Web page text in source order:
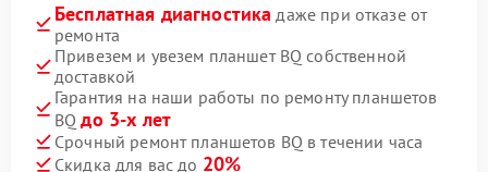
Бесплатная диагностика даже при отказе от
ремонта
Привезем и увезем планшет BQ собственной
доставкой
Гарантия на наши работы по ремонту планшетов
BQдо 3-х лет
Срочный ремонт планшетов BQ в течении часа
Скидка для вас до 20%